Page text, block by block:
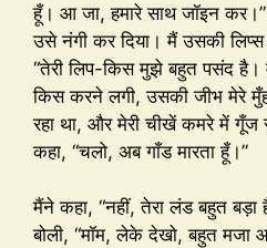
हूँ। आ जा, हमारे साथ जॉइन
उसे नंगी कर दिया। मैं उसकी
“तेरी लिप-किस मुझे बहुत पसंद है।
किस करने लगी, उसकी जीभ मेरे
रहा था, और मेरी चीखें कमरे में गूँज
कहा, “चलो, अब गाँड मारता हूँ।”
मैंने कहा, “नहीं, तेरा लंड बहुत बड़ा
बोली, “मॉम, लेके देखो, बहुत मजा